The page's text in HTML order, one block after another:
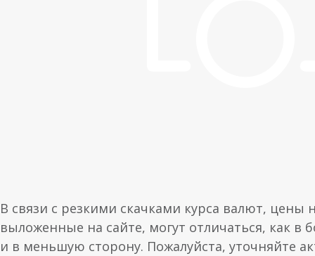
В связи с резкими скачками курса валют, цены
выложенные на сайте, могут отличаться, как в
и в меньшую сторону. Пожалуйста, уточняйте